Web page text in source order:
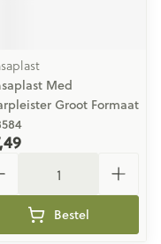
Med
Groot Formaat
Bestel